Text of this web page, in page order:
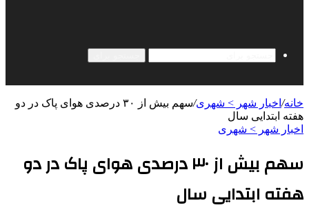
خانه/ اخبار شهر > شهری/
سهم بیش از ۳۰ درصدی هوای پاک در دو
هفته ابتدایی سال
اخبار شهر > شهری
سهم بیش از ۳۰ درصدی هوای پاک در دو
هفته ابتدایی سال